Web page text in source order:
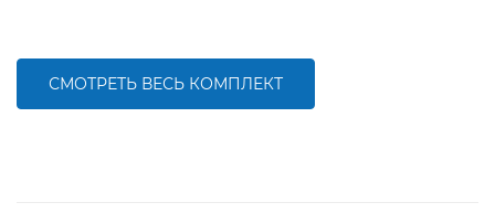
СМОТРЕТЬ ВЕСЬ КОМПЛЕКТ